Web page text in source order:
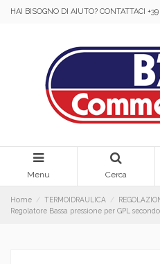
HAI BISOGNO DI AIUTO? CONTATTACI
Menu Cerca
Home TERMOIDRAULICA
Regolatore Bassa pressione per GPL